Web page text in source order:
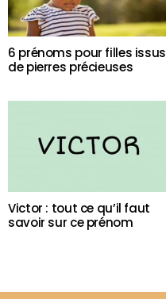
6 prénoms pour filles issus
de pierres précieuses
Victor : tout ce qu’il faut
savoir sur ce prénom